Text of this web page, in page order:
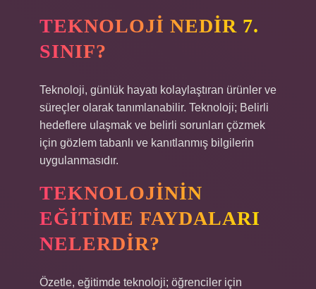
TEKNOLOJI NEDIR 7.
SINIF?
Teknoloji, günlük hayatı kolaylaştıran ürünler ve
süreçler olarak tanımlanabilir. Teknoloji; Belirli
hedeflere ulaşmak ve belirli sorunları çözmek
için gözlem tabanlı ve kanıtlanmış bilgilerin
uygulanmasıdır.
TEKNOLOJININ
EĞITIME FAYDALARI
NELERDIR?
Özetle, eğitimde teknoloji; öğrenciler için